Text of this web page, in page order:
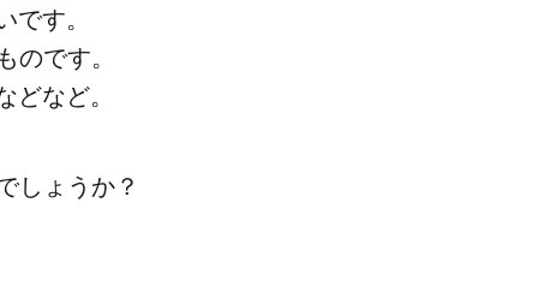
す。
です。
など。
しょうか？